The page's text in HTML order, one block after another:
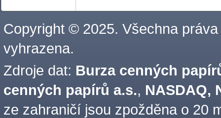
Copyright © 2025. Všechna práva
vyhrazena.
Zdroje dat: Burza cenných
cenných papírů a.s., NASDAQ,
ze zahraničí jsou zpožděna o 20